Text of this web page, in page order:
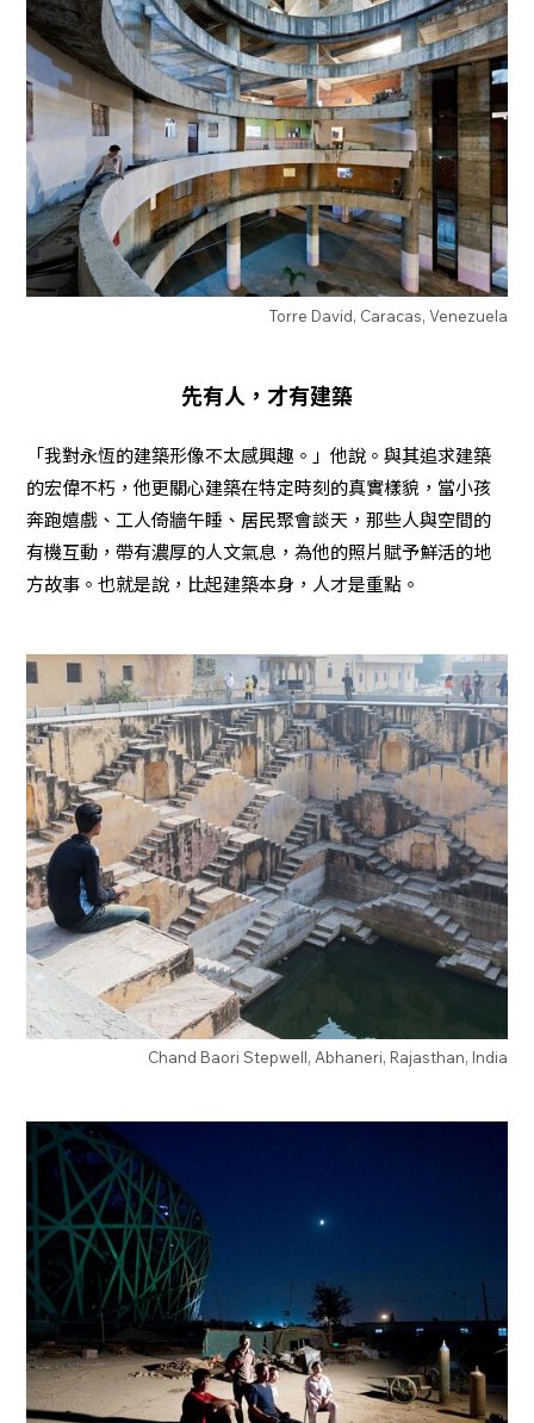
Torre David, Caracas, Venezuela
先有人，才有建築
「我對永恆的建築形像不太感興趣。」他說。與其追求建築
的宏偉不朽，他更關心建築在特定時刻的真實樣貌，當小孩
奔跑嬉戲、工人倚牆午睡、居民聚會談天，那些人與空間的
有機互動，帶有濃厚的人文氣息，為他的照片賦予鮮活的地
方故事。也就是說，比起建築本身，人才是重點。
Chand Baori Stepwell, Abhaneri, Rajasthan, India